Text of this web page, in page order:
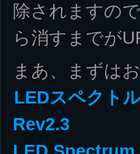
除されますの
ら消すまでが
まあ、まずは
LEDスペクト
Rev2.3